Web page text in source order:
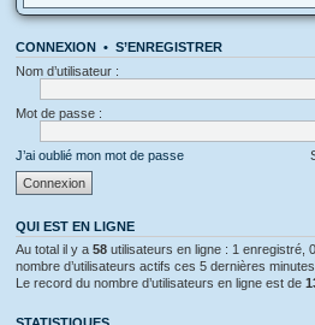
CONNEXION • S’ENREGISTRER
Nom d’utilisateur :
Mot de passe :
J’ai oublié mon mot de passe
QUI EST EN LIGNE
Au total il y a 58 utilisateurs en ligne : 1 enregistré,
nombre d’utilisateurs actifs ces 5 dernières
Le record du nombre d’utilisateurs en ligne est de